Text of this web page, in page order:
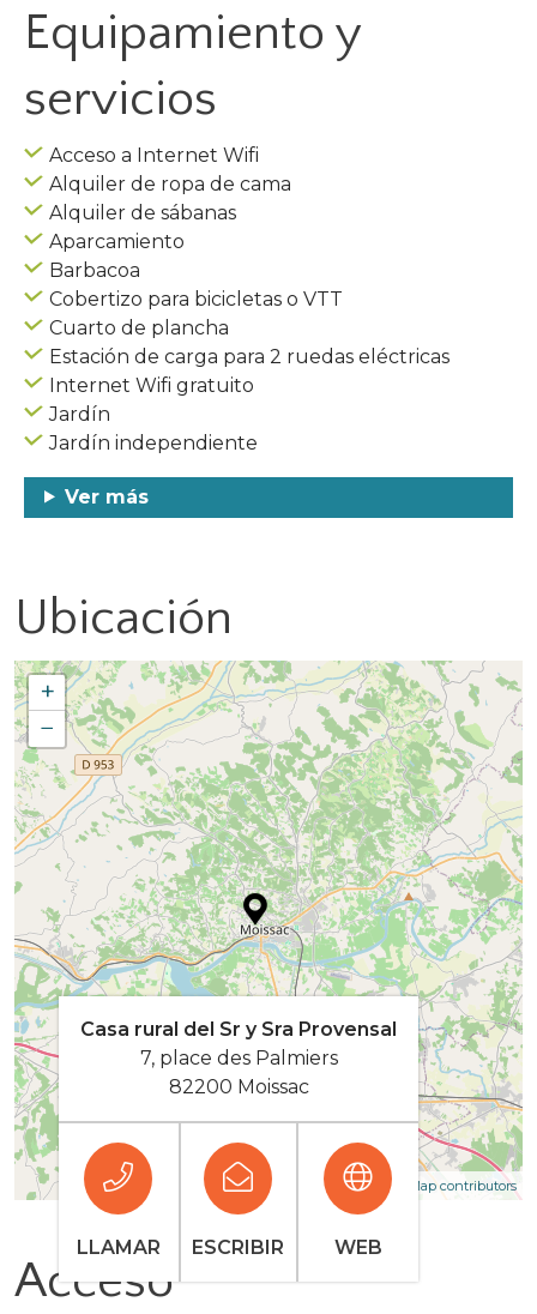
Equipamiento y
servicios
Acceso a Internet Wifi
Alquiler de ropa de cama
Alquiler de sábanas
Aparcamiento
Barbacoa
Cobertizo para bicicletas o VTT
Cuarto de plancha
Estación de carga para 2 ruedas eléctricas
Internet Wifi gratuito
Jardín
Jardín independiente
Ver más
Ubicación
+
−
Leaflet | Map data © OpenStreetMap contributors
Casa rural del Sr y Sra Provensal
7, place des Palmiers
82200 Moissac
LLAMAR ESCRIBIR WEB
Acceso